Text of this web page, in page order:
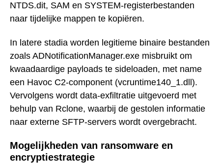
NTDS.dit, SAM en SYSTEM-registerbestanden
naar tijdelijke mappen te kopiëren.
In latere stadia worden legitieme binaire bestanden
zoals ADNotificationManager.exe misbruikt om
kwaadaardige payloads te sideloaden, met name
een Havoc C2-component (vcruntime140_1.dll).
Vervolgens wordt data-exfiltratie uitgevoerd met
behulp van Rclone, waarbij de gestolen informatie
naar externe SFTP-servers wordt overgebracht.
Mogelijkheden van ransomware en
encryptiestrategie